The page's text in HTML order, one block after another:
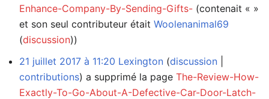
Enhance-Company-By-Sending-Gifts- (contenait « »
et son seul contributeur était Woolenanimal69
(discussion))
21 juillet 2017 à 11:20 Lexington discussion
contributions a supprimé la page The-Review-How-
Exactly-To-Go-About-A-Defective-Car-Door-Latch-